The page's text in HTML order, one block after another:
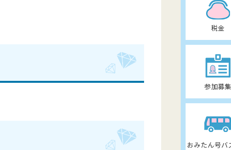
税金
参加募集
おみたん号バ